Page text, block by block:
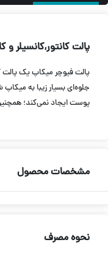
پالت کانتور,کانسیلر
جلوه‌ای بسیار زیبا به
پوست ایجاد نمی‌کند؛
مشخصات محصول
نحوه مصرف